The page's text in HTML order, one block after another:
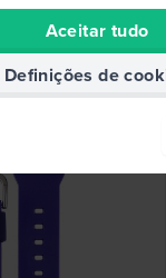
Aceitar tudo
Definições de